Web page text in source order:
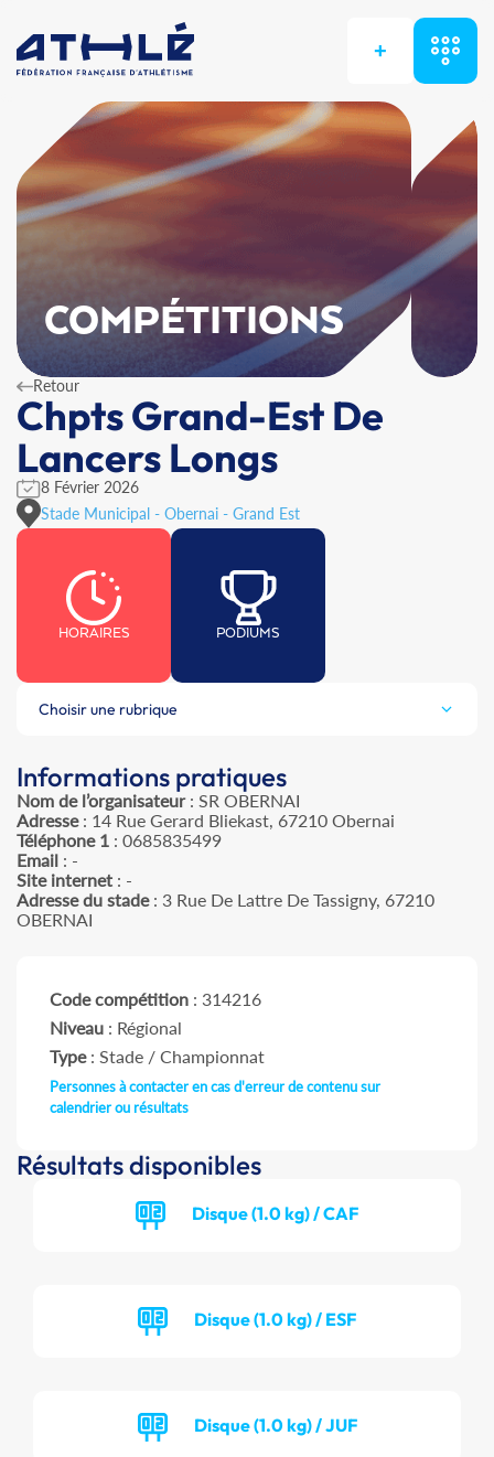
+
COMPÉTITIONS
Retour
Chpts Grand-Est De
Lancers Longs
8 Février 2026
Stade Municipal - Obernai - Grand Est
HORAIRES PODIUMS
Choisir une rubrique
Informations pratiques
Nom de l’organisateur: SR OBERNAI
Adresse: 14 Rue Gerard Bliekast, 67210 Obernai
Téléphone 1 : 0685835499
Email : -
Site internet : -
Adresse du stade: 3 Rue De Lattre De Tassigny, 67210
OBERNAI
Code compétition : 314216
Niveau : Régional
Type: Stade / Championnat
Personnes à contacter en cas d'erreur de contenu sur
calendrier ou résultats
Résultats disponibles
Disque (1.0 kg) / CAF
Disque (1.0 kg) / ESF
Disque (1.0 kg) / JUF